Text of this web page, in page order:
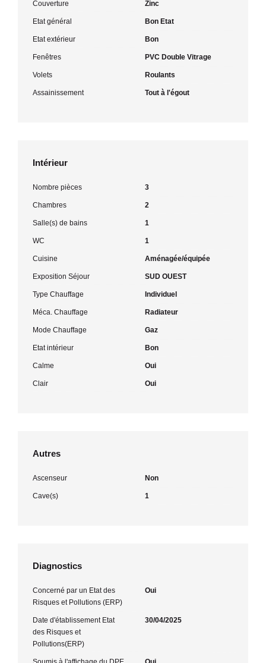
Couverture Zinc
Etat général Bon Etat
Etat extérieur Bon
Fenêtres PVC Double Vitrage
Volets Roulants
Assainissement Tout à l'égout
Intérieur
Nombre pièces 3
Chambres 2
Salle(s) de bains 1
WC 1
Cuisine Aménagée/équipée
Exposition Séjour SUD OUEST
Type Chauffage Individuel
Méca. Chauffage Radiateur
Mode Chauffage Gaz
Etat intérieur Bon
Calme Oui
Clair Oui
Autres
Ascenseur Non
Cave(s) 1
Diagnostics
Concerné par un Etat des
Risques et Pollutions (ERP)
Oui
Date d'établissement Etat
des Risques et
Pollutions(ERP)
30/04/2025